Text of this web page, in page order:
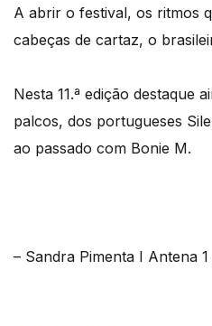
A abrir o festival, os ritmos
cabeças de cartaz, o
Nesta 11.ª edição destaque
palcos, dos portugueses
ao passado com Bonie M.
– Sandra Pimenta I Antena